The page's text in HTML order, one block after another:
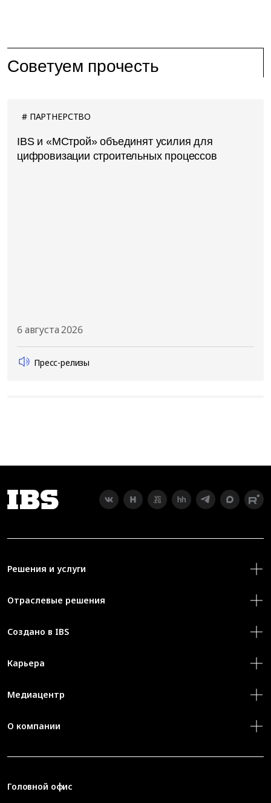
Советуем прочесть
ПАРТНЕРСТВО
IBS и «МСтрой» объединят усилия для
цифровизации строительных процессов
6 августа 2026
Пресс-релизы
Решения и услуги
Отраслевые решения
Создано в IBS
Карьера
Медиацентр
О компании
Головной офис